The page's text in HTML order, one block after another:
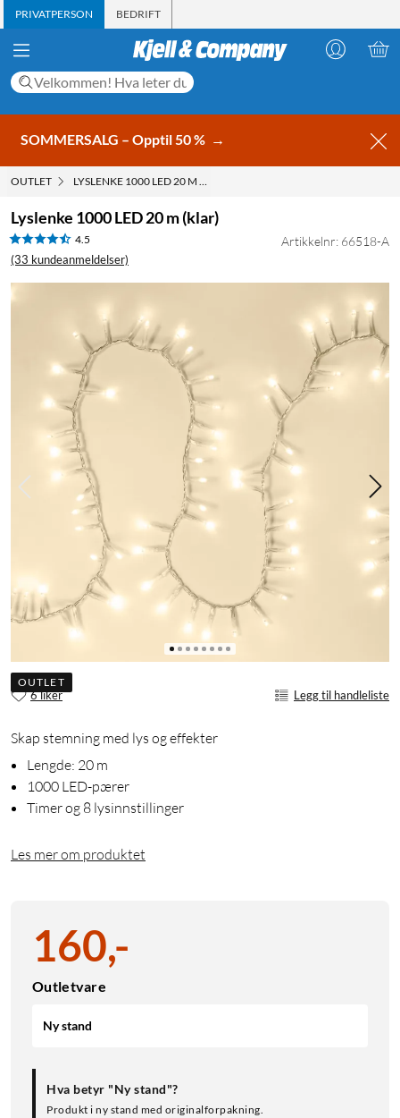
PRIVATPERSON BEDRIFT
SOMMERSALG – Opptil 50 % →
OUTLET LYSLENKE 1000 LED 20 M (KLAR)
Lyslenke 1000 LED 20 m (klar)
4.5
(33 kundeanmeldelser)
Artikkelnr: 66518-A
OUTLET
6 liker Legg til handleliste
Skap stemning med lys og effekter
Lengde: 20 m
1000 LED-pærer
Timer og 8 lysinnstillinger
Les mer om produktet
160,-
Outletvare
Ny stand
Hva betyr "Ny stand"?
Produkt i ny stand med originalforpakning.